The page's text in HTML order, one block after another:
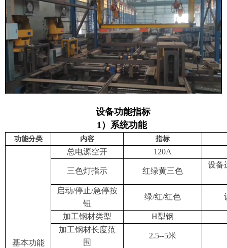
设备功能指标
1）系统功能
功能分类 内容 指标
基本功能
总电源空开 120A
三色灯指示 红绿黄三色
设备
启动/停止/急停按
钮
绿/红/红色
加工钢材类型
H型钢
加工钢材长度范
围
2.5--5米